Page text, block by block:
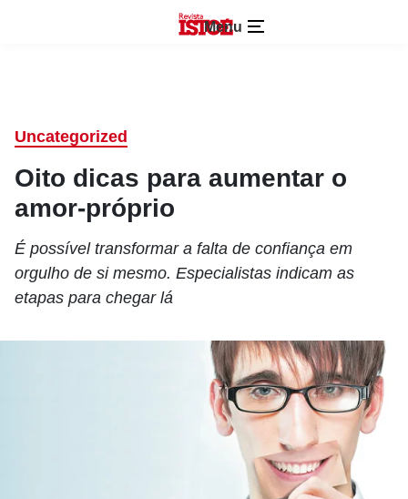
Menu
Uncategorized
Oito dicas para aumentar o
amor-próprio
É possível transformar a falta de confiança em
orgulho de si mesmo. Especialistas indicam as
etapas para chegar lá